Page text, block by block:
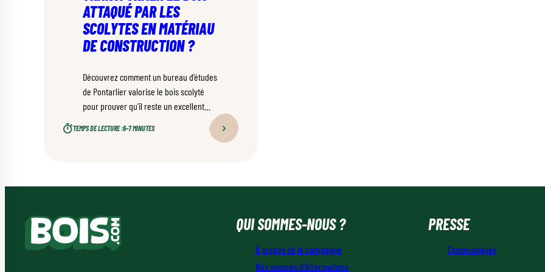
ATTAQUÉ PAR LES
SCOLYTES EN MATÉRIAU
DE CONSTRUCTION ?
Découvrez comment un bureau d’études
de Pontarlier valorise le bois scolyté
pour prouver qu’il reste un excellent
TEMPS DE LECTURE :6–7 MINUTES
QUI SOMMES-NOUS ?
À propos de la campagne
Nos sources d’informations
PRESSE
Communiqués